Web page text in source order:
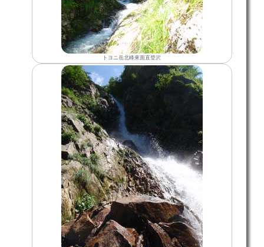
トヨニ岳北峰東面直登沢